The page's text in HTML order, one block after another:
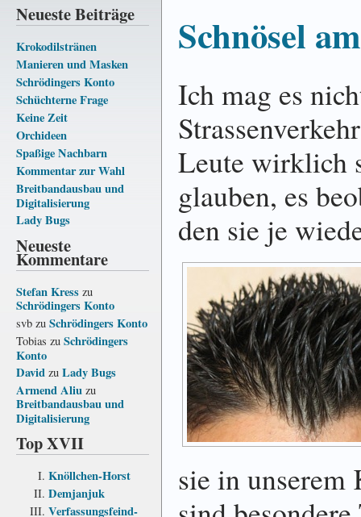
Neueste Beiträge
Krokodilstränen
Manieren und Masken
Schrödingers Konto
Schüchterne Frage
Keine Zeit
Orchideen
Spaßige Nachbarn
Kommentar zur Wahl
Breitbandausbau und
Digitalisierung
Lady Bugs
Neueste
Kommentare
Stefan Kress zu
Schrödingers Konto
svb zu Schrödingers Konto
Tobias zu Schrödingers
Konto
David zu Lady Bugs
Armend Aliu zu
Breitbandausbau und
Digitalisierung
Top XVII
Knöllchen-Horst
Demjanjuk
Verfassungs­feind­
Schnösel
Ich mag es
Leute wirklich
glauben, es
den sie je
sie in unserem